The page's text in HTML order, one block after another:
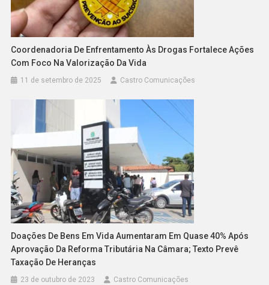
Coordenadoria De Enfrentamento Às Drogas Fortalece Ações
Com Foco Na Valorização Da Vida
11 de setembro de 2025 Castro Comunicações
Doações De Bens Em Vida Aumentaram Em Quase 40% Após
Aprovação Da Reforma Tributária Na Câmara; Texto Prevê
Taxação De Heranças
23 de outubro de 2023 Castro Comunicações